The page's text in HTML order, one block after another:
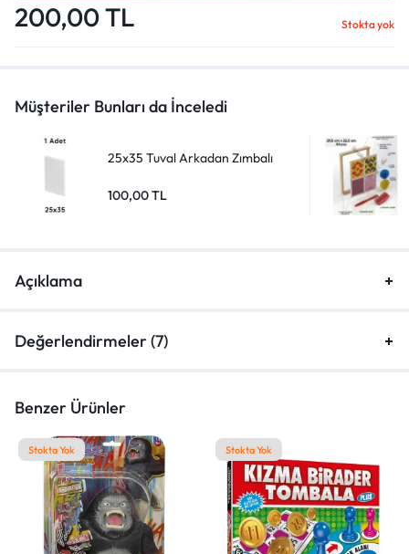
200,00TL Stokta yok
Müşteriler Bunları da İnceledi
25x35 Tuval Arkadan Zımbalı
100,00TL
Açıklama
Değerlendirmeler (7)
Benzer Ürünler
Stokta Yok Stokta Yok